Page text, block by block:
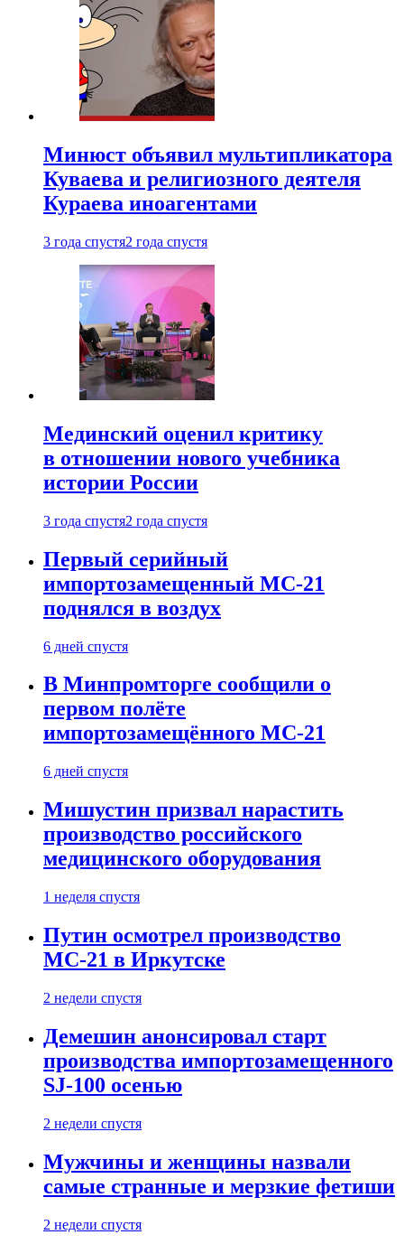
Минюст объявил мультипликатора
Куваева и религиозного деятеля
Кураева иноагентами
3 года спустя2 года спустя
Мединский оценил критику
в отношении нового учебника
истории России
3 года спустя2 года спустя
Первый серийный
импортозамещенный МС-21
поднялся в воздух
6 дней спустя
В Минпромторге сообщили о
первом полёте
импортозамещённого МС-21
6 дней спустя
Мишустин призвал нарастить
производство российского
медицинского оборудования
1 неделя спустя
Путин осмотрел производство
МС-21 в Иркутске
2 недели спустя
Демешин анонсировал старт
производства импортозамещенного
SJ-100 осенью
2 недели спустя
Мужчины и женщины назвали
самые странные и мерзкие фетиши
2 недели спустя